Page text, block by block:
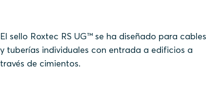
El sello Roxtec RS UG™ se ha diseñado para cables
y tuberías individuales con entrada a edificios a
través de cimientos.